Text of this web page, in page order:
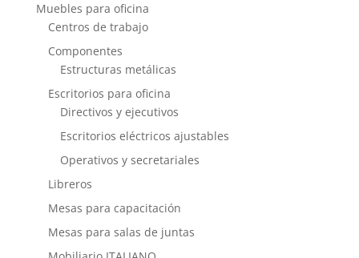
Muebles para oficina
Centros de trabajo
Componentes
Estructuras metálicas
Escritorios para oficina
Directivos y ejecutivos
Escritorios eléctricos ajustables
Operativos y secretariales
Libreros
Mesas para capacitación
Mesas para salas de juntas